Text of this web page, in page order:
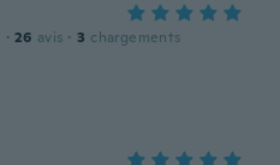
· 26 avis · 3 chargements